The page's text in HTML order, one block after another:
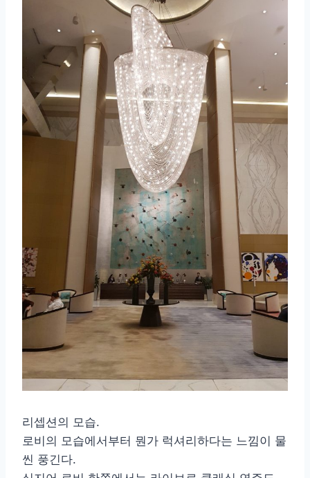
리셉션의 모습.
로비의 모습에서부터 뭔가 럭셔리하다는 느낌이 물
씬 풍긴다.